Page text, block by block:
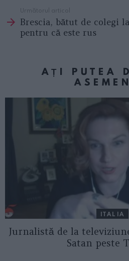
Următorul articol
Brescia, bătut de colegi
pentru că este rus
AȚI PUTEA
ITALIA
Jurnalistă de la
Satan peste